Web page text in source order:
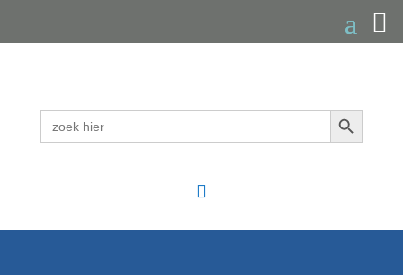
Zoek
naar:
Zoekknop
